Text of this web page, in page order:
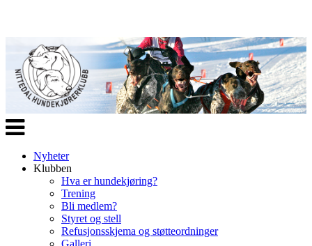
Veksle
navigasjon
Nyheter
Klubben
Hva er hundekjøring?
Trening
Bli medlem?
Styret og stell
Refusjonsskjema og støtteordninger
Galleri